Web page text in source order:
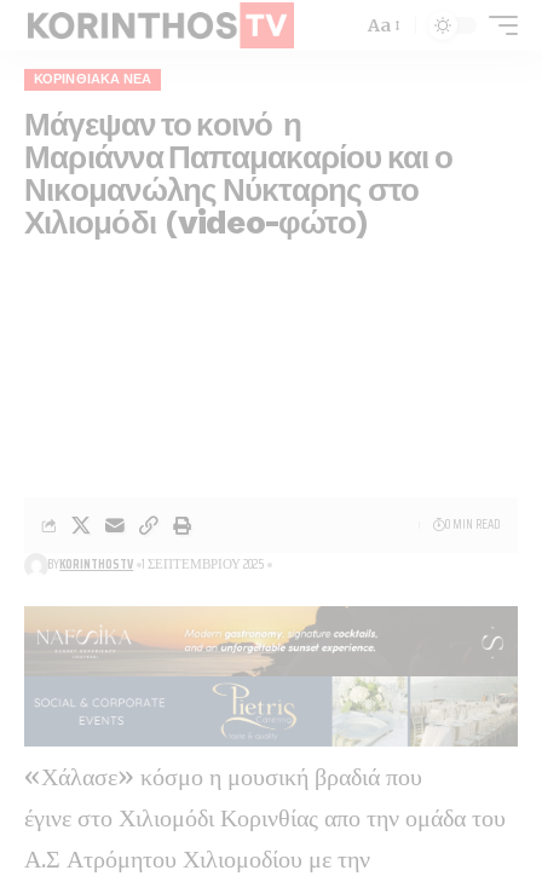
Aa
ΚΟΡΙΝΘΙΑΚΆ ΝΈΑ
Μάγεψαν το κοινό η
Μαριάννα Παπαμακαρίου και ο
Νικομανώλης Νύκταρης στο
Χιλιομόδι (video-φώτο)
BYKORINTHOSTV 1 ΣΕΠΤΕΜΒΡΊΟΥ 2025
0 MIN READ
«Χάλασε» κόσμο η μουσική βραδιά που
έγινε στο Χιλιομόδι Κορινθίας απο την ομάδα του
Α.Σ Ατρόμητου Χιλιομοδίου με την